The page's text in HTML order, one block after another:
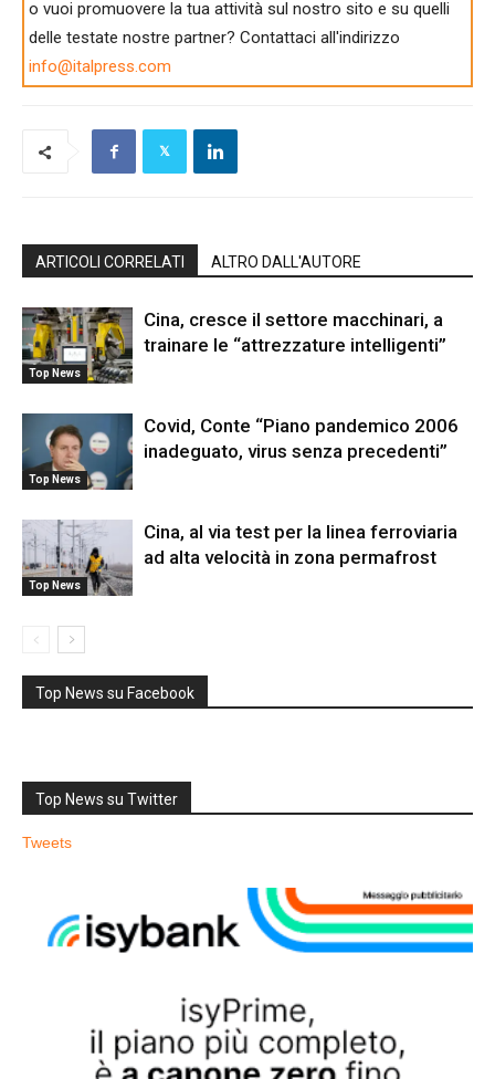
o vuoi promuovere la tua attività sul nostro sito e su quelli
delle testate nostre partner? Contattaci all'indirizzo
info@italpress.com
ARTICOLI CORRELATI ALTRO DALL'AUTORE
Top News
Cina, cresce il settore macchinari, a
trainare le “attrezzature intelligenti”
Top News
Covid, Conte “Piano pandemico 2006
inadeguato, virus senza precedenti”
Top News
Cina, al via test per la linea ferroviaria
ad alta velocità in zona permafrost
Top News su Facebook
Top News su Twitter
Tweets